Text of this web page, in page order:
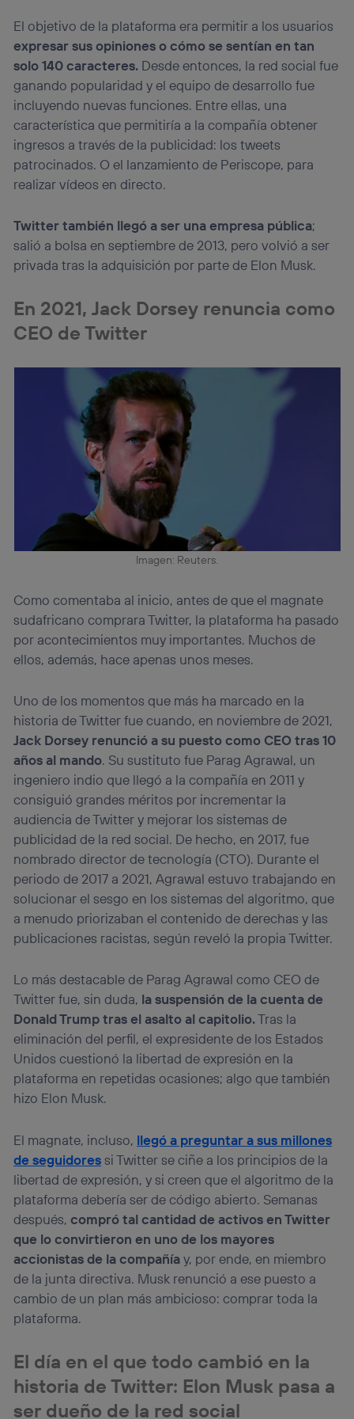
El objetivo de la plataforma era permitir a los usuarios
expresar sus opiniones o cómo se sentían en tan
solo 140 caracteres. Desde entonces, la red social fue
ganando popularidad y el equipo de desarrollo fue
incluyendo nuevas funciones. Entre ellas, una
característica que permitiría a la compañía obtener
ingresos a través de la publicidad: los tweets
patrocinados. O el lanzamiento de Periscope, para
realizar vídeos en directo.
Twitter también llegó a ser una empresa pública;
salió a bolsa en septiembre de 2013, pero volvió a ser
privada tras la adquisición por parte de Elon Musk.
En 2021, Jack Dorsey renuncia como
CEO de Twitter
Imagen: Reuters.
Como comentaba al inicio, antes de que el magnate
sudafricano comprara Twitter, la plataforma ha pasado
por acontecimientos muy importantes. Muchos de
ellos, además, hace apenas unos meses.
Uno de los momentos que más ha marcado en la
historia de Twitter fue cuando, en noviembre de 2021,
Jack Dorsey renunció a su puesto como CEO tras 10
años al mando. Su sustituto fue Parag Agrawal, un
ingeniero indio que llegó a la compañía en 2011 y
consiguió grandes méritos por incrementar la
audiencia de Twitter y mejorar los sistemas de
publicidad de la red social. De hecho, en 2017, fue
nombrado director de tecnología (CTO). Durante el
periodo de 2017 a 2021, Agrawal estuvo trabajando en
solucionar el sesgo en los sistemas del algoritmo, que
a menudo priorizaban el contenido de derechas y las
publicaciones racistas, según reveló la propia Twitter.
Lo más destacable de Parag Agrawal como CEO de
Twitter fue, sin duda, la suspensión de la cuenta de
Donald Trump tras el asalto al capitolio.Tras la
eliminación del perfil, el expresidente de los Estados
Unidos cuestionó la libertad de expresión en la
plataforma en repetidas ocasiones; algo que también
hizo Elon Musk.
El magnate, incluso, llegó a preguntar a sus millones
de seguidoressi Twitter se ciñe a los principios de la
libertad de expresión, y si creen que el algoritmo de la
plataforma debería ser de código abierto. Semanas
después, compró tal cantidad de activos en Twitter
que lo convirtieron en uno de los mayores
accionistas de la compañíay, por ende, en miembro
de la junta directiva. Musk renunció a ese puesto a
cambio de un plan más ambicioso: comprar toda la
plataforma.
El día en el que todo cambió en la
historia de Twitter: Elon Musk pasa a
ser dueño de la red social
Si utilizasdatos móviles, el marketing será más
personalizado, ya que se basará únicamente en la
navegación del usuario del móvil.
Puedes gestionar los consentimientos Utiq seleccionando
“Administrar Utiq” en la parte inferior de esta página web o
visitando el portal de privacidad de Utiq
(“consenthub”). Para más información, consulta
la política de privacidad de Utiq.